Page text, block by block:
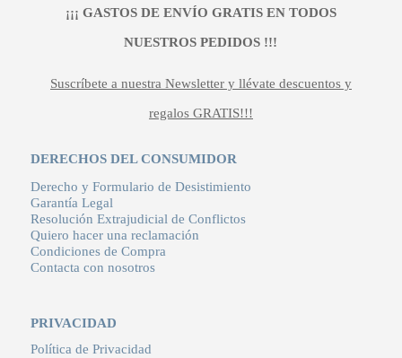
¡¡¡ GASTOS DE ENVÍO GRATIS EN TODOS
NUESTROS PEDIDOS !!!
Suscríbete a nuestra Newsletter y llévate descuentos y
regalos GRATIS!!!
DERECHOS DEL CONSUMIDOR
Derecho y Formulario de Desistimiento
Garantía Legal
Resolución Extrajudicial de Conflictos
Quiero hacer una reclamación
Condiciones de Compra
Contacta con nosotros
PRIVACIDAD
Política de Privacidad